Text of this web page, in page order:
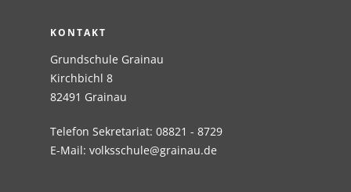
KONTAKT
Grundschule Grainau
Kirchbichl 8
82491 Grainau
Telefon Sekretariat: 08821 - 8729
E-Mail: volksschule@grainau.de